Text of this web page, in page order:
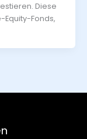
Diese
Fonds,